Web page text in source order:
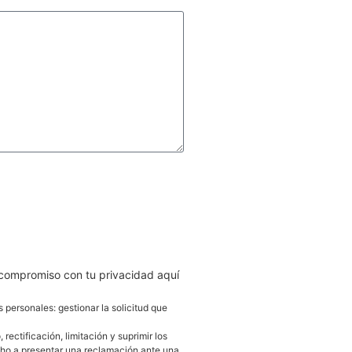
con tu privacidad aquí
personales: gestionar la solicitud que
rectificación, limitación y suprimir los